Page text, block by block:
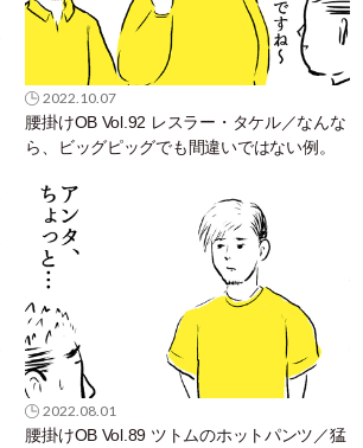
2022.10.07
腰掛けOB Vol.92 レスラー・タケル／なんな
ら、ビッグピッグでも間違いではない例。
2022.08.01
腰掛けOB Vol.89 ツトムのホットパンツ／猛